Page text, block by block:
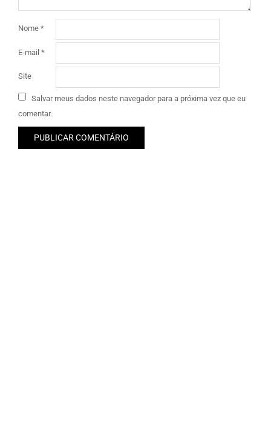
Nome *
E-mail *
Site
Salvar meus dados neste navegador para a próxima vez que eu
comentar.